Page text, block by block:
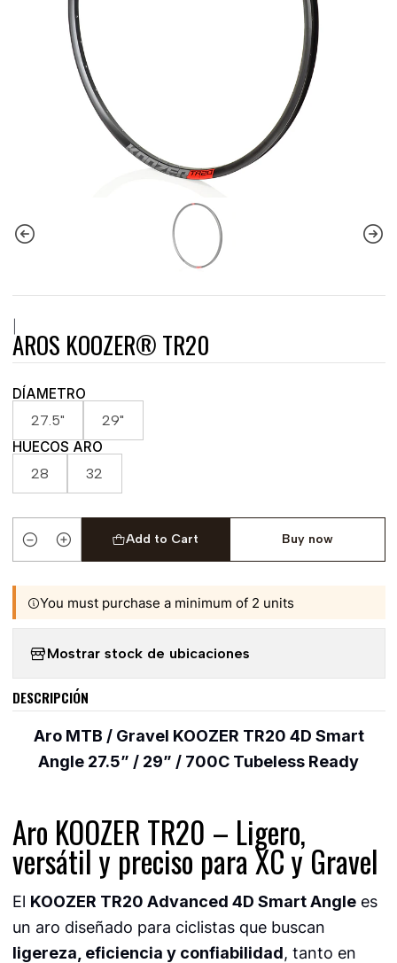
AROS KOOZER® TR20
DÍAMETRO
27.5"
29"
HUECOS ARO
28
32
Quantity
Add to Cart Buy now
You must purchase a minimum of 2 units
Mostrar stock de ubicaciones
DESCRIPCIÓN
Aro MTB / Gravel KOOZER TR20 4D Smart
Angle 27.5” / 29” / 700C Tubeless Ready
Aro KOOZER TR20 – Ligero,
versátil y preciso para XC y Gravel
El KOOZER TR20 Advanced 4D Smart Anglees
un aro diseñado para ciclistas que buscan
ligereza, eficiencia y confiabilidad, tanto en